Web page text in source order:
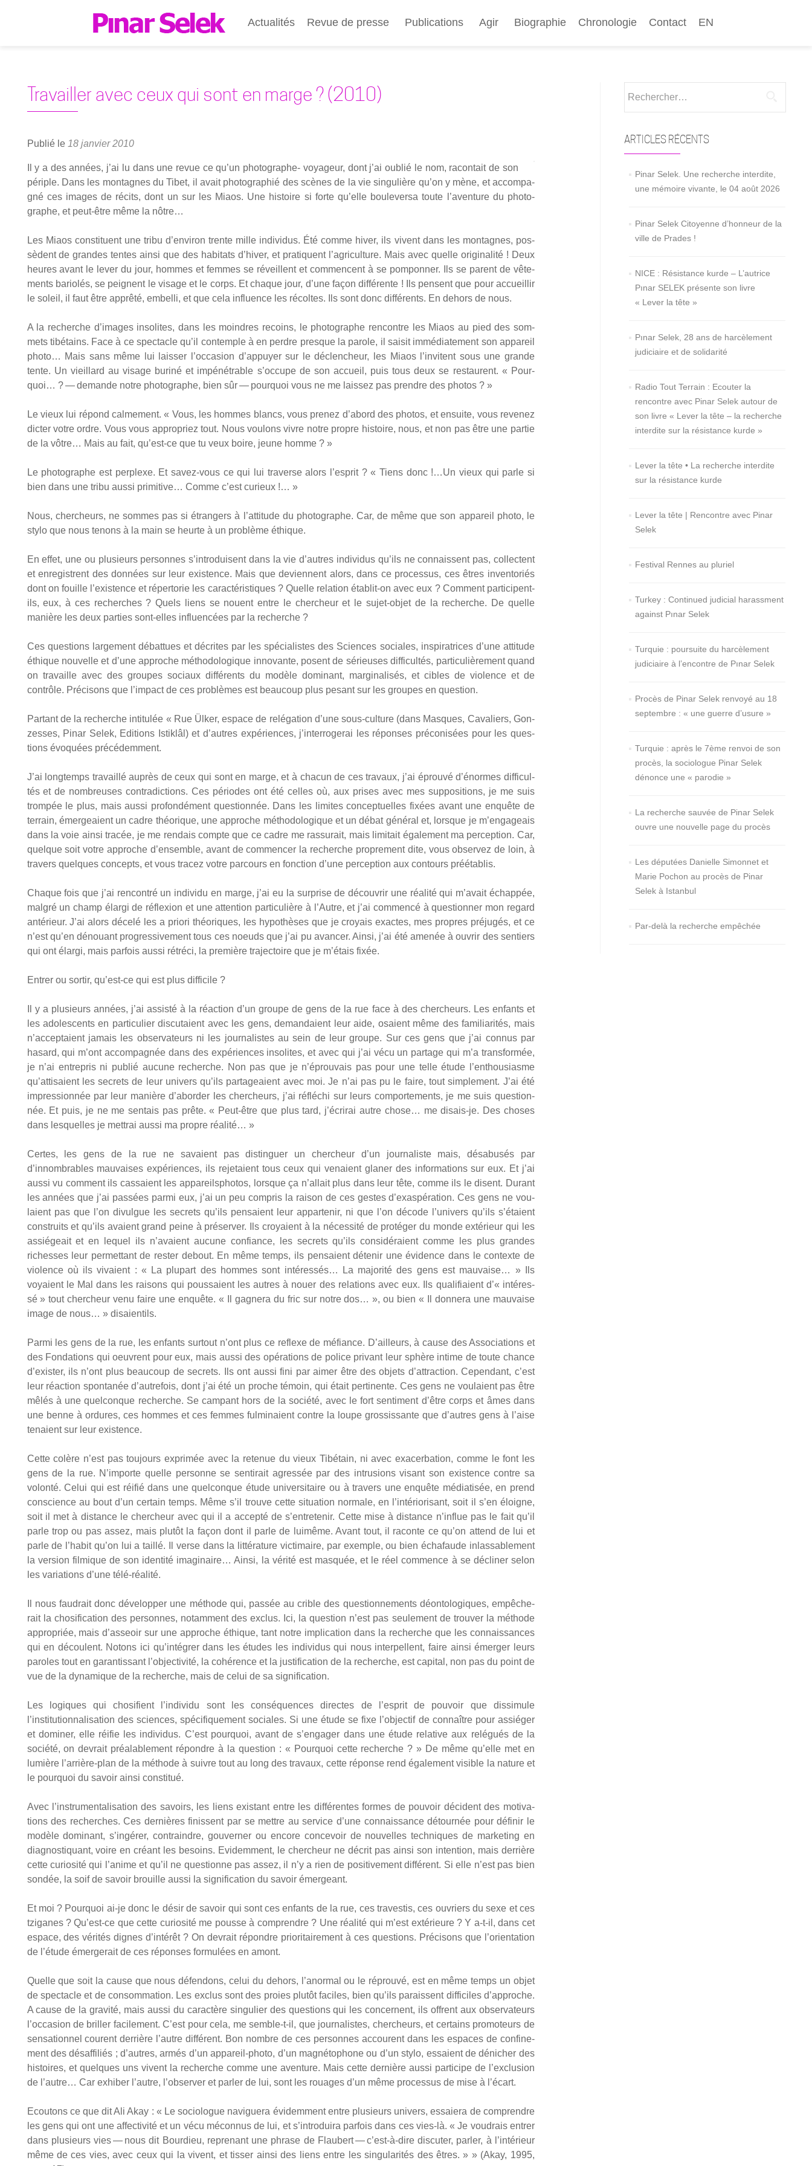
au
Actualités Revue de presse Publications Agir Biographie Chronologie Contact EN
Travailler avec ceux qui sont en marge ? (2010)
Publié le 18 janvier 2010
Il y a des années, j’ai lu dans une revue ce qu’un pho­to­graphe- voya­geur, dont j’ai oublié le nom, racon­tait de son
périple. Dans les mon­tagnes du Tibet, il avait pho­to­gra­phié des scènes de la vie sin­gu­lière qu’on y mène, et accom­pa­
gné ces images de récits, dont un sur les Miaos. Une his­toire si forte qu’elle bou­le­ver­sa toute l’aventure du pho­to­
graphe, et peut-être même la nôtre…
Les Miaos consti­tuent une tri­bu d’environ trente mille indi­vi­dus. Été comme hiver, ils vivent dans les mon­tagnes, pos­
sèdent de grandes tentes ain­si que des habi­tats d’hiver, et pra­tiquent l’agriculture. Mais avec quelle ori­gi­na­li­té ! Deux
heures avant le lever du jour, hommes et femmes se réveillent et com­mencent à se pom­pon­ner. Ils se parent de vête­
ments bario­lés, se peignent le visage et le corps. Et chaque jour, d’une façon dif­fé­rente ! Ils pensent que pour accueillir
le soleil, il faut être apprê­té, embel­li, et que cela influence les récoltes. Ils sont donc dif­fé­rents. En dehors de nous.
A la recherche d’images inso­lites, dans les moindres recoins, le pho­to­graphe ren­contre les Miaos au pied des som­
mets tibé­tains. Face à ce spec­tacle qu’il contemple à en perdre presque la parole, il sai­sit immé­dia­te­ment son appa­reil
pho­to… Mais sans même lui lais­ser l’occasion d’appuyer sur le déclen­cheur, les Miaos l’invitent sous une grande
tente. Un vieillard au visage buri­né et impé­né­trable s’occupe de son accueil, puis tous deux se res­taurent. « Pour­
quoi… ? — demande notre pho­to­graphe, bien sûr — pour­quoi vous ne me lais­sez pas prendre des pho­tos ? »
Le vieux lui répond cal­me­ment. « Vous, les hommes blancs, vous pre­nez d’abord des pho­tos, et ensuite, vous reve­nez
dic­ter votre ordre. Vous vous appro­priez tout. Nous vou­lons vivre notre propre his­toire, nous, et non pas être une par­tie
de la vôtre… Mais au fait, qu’est-ce que tu veux boire, jeune homme ? »
Le pho­to­graphe est per­plexe. Et savez-vous ce qui lui tra­verse alors l’esprit ? « Tiens donc !…Un vieux qui parle si
bien dans une tri­bu aus­si pri­mi­tive… Comme c’est curieux !… »
Nous, cher­cheurs, ne sommes pas si étran­gers à l’attitude du pho­to­graphe. Car, de même que son appa­reil pho­to, le
sty­lo que nous tenons à la main se heurte à un pro­blème éthique.
En effet, une ou plu­sieurs per­sonnes s’introduisent dans la vie d’autres indi­vi­dus qu’ils ne connaissent pas, col­lectent
et enre­gistrent des don­nées sur leur exis­tence. Mais que deviennent alors, dans ce pro­ces­sus, ces êtres inven­to­riés
dont on fouille l’existence et réper­to­rie les carac­té­ris­tiques ? Quelle rela­tion éta­blit-on avec eux ? Com­ment par­ti­cipent-
ils, eux, à ces recherches ? Quels liens se nouent entre le cher­cheur et le sujet-objet de la recherche. De quelle
manière les deux par­ties sont-elles influen­cées par la recherche ?
Ces ques­tions lar­ge­ment débat­tues et décrites par les spé­cia­listes des Sciences sociales, ins­pi­ra­trices d’une atti­tude
éthique nou­velle et d’une approche métho­do­lo­gique inno­vante, posent de sérieuses dif­fi­cul­tés, par­ti­cu­liè­re­ment quand
on tra­vaille avec des groupes sociaux dif­fé­rents du modèle domi­nant, mar­gi­na­li­sés, et cibles de vio­lence et de
contrôle. Pré­ci­sons que l’impact de ces pro­blèmes est beau­coup plus pesant sur les groupes en ques­tion.
Par­tant de la recherche inti­tu­lée « Rue Ülker, espace de relé­ga­tion d’une sous-culture (dans Masques, Cava­liers, Gon­
zesses, Pinar Selek, Edi­tions Istik­lâl) et d’autres expé­riences, j’interrogerai les réponses pré­co­ni­sées pour les ques­
tions évo­quées pré­cé­dem­ment.
J’ai long­temps tra­vaillé auprès de ceux qui sont en marge, et à cha­cun de ces tra­vaux, j’ai éprou­vé d’énormes dif­fi­cul­
tés et de nom­breuses contra­dic­tions. Ces périodes ont été celles où, aux prises avec mes sup­po­si­tions, je me suis
trom­pée le plus, mais aus­si pro­fon­dé­ment ques­tion­née. Dans les limites concep­tuelles fixées avant une enquête de
ter­rain, émer­geaient un cadre théo­rique, une approche métho­do­lo­gique et un débat géné­ral et, lorsque je m’engageais
dans la voie ain­si tra­cée, je me ren­dais compte que ce cadre me ras­su­rait, mais limi­tait éga­le­ment ma per­cep­tion. Car,
quelque soit votre approche d’ensemble, avant de com­men­cer la recherche pro­pre­ment dite, vous obser­vez de loin, à
tra­vers quelques concepts, et vous tra­cez votre par­cours en fonc­tion d’une per­cep­tion aux contours pré­éta­blis.
Chaque fois que j’ai ren­con­tré un indi­vi­du en marge, j’ai eu la sur­prise de décou­vrir une réa­li­té qui m’avait échap­pée,
mal­gré un champ élar­gi de réflexion et une atten­tion par­ti­cu­lière à l’Autre, et j’ai com­men­cé à ques­tion­ner mon regard
anté­rieur. J’ai alors déce­lé les a prio­ri théo­riques, les hypo­thèses que je croyais exactes, mes propres pré­ju­gés, et ce
n’est qu’en dénouant pro­gres­si­ve­ment tous ces noeuds que j’ai pu avan­cer. Ain­si, j’ai été ame­née à ouvrir des sen­tiers
qui ont élar­gi, mais par­fois aus­si rétré­ci, la pre­mière tra­jec­toire que je m’étais fixée.
Entrer ou sor­tir, qu’est-ce qui est plus dif­fi­cile ?
Il y a plu­sieurs années, j’ai assis­té à la réac­tion d’un groupe de gens de la rue face à des cher­cheurs. Les enfants et
les ado­les­cents en par­ti­cu­lier dis­cu­taient avec les gens, deman­daient leur aide, osaient même des fami­lia­ri­tés, mais
n’acceptaient jamais les obser­va­teurs ni les jour­na­listes au sein de leur groupe. Sur ces gens que j’ai connus par
hasard, qui m’ont accom­pa­gnée dans des expé­riences inso­lites, et avec qui j’ai vécu un par­tage qui m’a trans­for­mée,
je n’ai entre­pris ni publié aucune recherche. Non pas que je n’éprouvais pas pour une telle étude l’enthousiasme
qu’attisaient les secrets de leur uni­vers qu’ils par­ta­geaient avec moi. Je n’ai pas pu le faire, tout sim­ple­ment. J’ai été
impres­sion­née par leur manière d’aborder les cher­cheurs, j’ai réflé­chi sur leurs com­por­te­ments, je me suis ques­tion­
née. Et puis, je ne me sen­tais pas prête. « Peut-être que plus tard, j’écrirai autre chose… me disais-je. Des choses
dans les­quelles je met­trai aus­si ma propre réa­li­té… »
Certes, les gens de la rue ne savaient pas dis­tin­guer un cher­cheur d’un jour­na­liste mais, désa­bu­sés par
d’innombrables mau­vaises expé­riences, ils reje­taient tous ceux qui venaient gla­ner des infor­ma­tions sur eux. Et j’ai
aus­si vu com­ment ils cas­saient les appa­reils­pho­tos, lorsque ça n’allait plus dans leur tête, comme ils le disent. Durant
les années que j’ai pas­sées par­mi eux, j’ai un peu com­pris la rai­son de ces gestes d’exaspération. Ces gens ne vou­
laient pas que l’on divulgue les secrets qu’ils pen­saient leur appar­te­nir, ni que l’on décode l’univers qu’ils s’étaient
construits et qu’ils avaient grand peine à pré­ser­ver. Ils croyaient à la néces­si­té de pro­té­ger du monde exté­rieur qui les
assié­geait et en lequel ils n’avaient aucune confiance, les secrets qu’ils consi­dé­raient comme les plus grandes
richesses leur per­met­tant de res­ter debout. En même temps, ils pen­saient déte­nir une évi­dence dans le contexte de
vio­lence où ils vivaient : « La plu­part des hommes sont inté­res­sés… La majo­ri­té des gens est mau­vaise… » Ils
voyaient le Mal dans les rai­sons qui pous­saient les autres à nouer des rela­tions avec eux. Ils qua­li­fiaient d’« inté­res­
sé » tout cher­cheur venu faire une enquête. « Il gagne­ra du fric sur notre dos… », ou bien « Il don­ne­ra une mau­vaise
image de nous… » disaien­tils.
Par­mi les gens de la rue, les enfants sur­tout n’ont plus ce reflexe de méfiance. D’ailleurs, à cause des Asso­cia­tions et
des Fon­da­tions qui oeuvrent pour eux, mais aus­si des opé­ra­tions de police pri­vant leur sphère intime de toute chance
d’exister, ils n’ont plus beau­coup de secrets. Ils ont aus­si fini par aimer être des objets d’attraction. Cepen­dant, c’est
leur réac­tion spon­ta­née d’autrefois, dont j’ai été un proche témoin, qui était per­ti­nente. Ces gens ne vou­laient pas être
mêlés à une quel­conque recherche. Se cam­pant hors de la socié­té, avec le fort sen­ti­ment d’être corps et âmes dans
une benne à ordures, ces hommes et ces femmes ful­mi­naient contre la loupe gros­sis­sante que d’autres gens à l’aise
tenaient sur leur exis­tence.
Cette colère n’est pas tou­jours expri­mée avec la rete­nue du vieux Tibé­tain, ni avec exa­cer­ba­tion, comme le font les
gens de la rue. N’importe quelle per­sonne se sen­ti­rait agres­sée par des intru­sions visant son exis­tence contre sa
volon­té. Celui qui est réi­fié dans une quel­conque étude uni­ver­si­taire ou à tra­vers une enquête média­ti­sée, en prend
conscience au bout d’un cer­tain temps. Même s’il trouve cette situa­tion nor­male, en l’intériorisant, soit il s’en éloigne,
soit il met à dis­tance le cher­cheur avec qui il a accep­té de s’entretenir. Cette mise à dis­tance n’influe pas le fait qu’il
parle trop ou pas assez, mais plu­tôt la façon dont il parle de lui­même. Avant tout, il raconte ce qu’on attend de lui et
parle de l’habit qu’on lui a taillé. Il verse dans la lit­té­ra­ture vic­ti­maire, par exemple, ou bien écha­faude inlas­sa­ble­ment
la ver­sion fil­mique de son iden­ti­té ima­gi­naire… Ain­si, la véri­té est mas­quée, et le réel com­mence à se décli­ner selon
les varia­tions d’une télé-réa­li­té.
Il nous fau­drait donc déve­lop­per une méthode qui, pas­sée au crible des ques­tion­ne­ments déon­to­lo­giques, empê­che­
rait la cho­si­fi­ca­tion des per­sonnes, notam­ment des exclus. Ici, la ques­tion n’est pas seule­ment de trou­ver la méthode
appro­priée, mais d’asseoir sur une approche éthique, tant notre impli­ca­tion dans la recherche que les connais­sances
qui en découlent. Notons ici qu’intégrer dans les études les indi­vi­dus qui nous inter­pellent, faire ain­si émer­ger leurs
paroles tout en garan­tis­sant l’objectivité, la cohé­rence et la jus­ti­fi­ca­tion de la recherche, est capi­tal, non pas du point de
vue de la dyna­mique de la recherche, mais de celui de sa signi­fi­ca­tion.
Les logiques qui cho­si­fient l’individu sont les consé­quences directes de l’esprit de pou­voir que dis­si­mule
l’institutionnalisation des sciences, spé­ci­fi­que­ment sociales. Si une étude se fixe l’objectif de connaître pour assié­ger
et domi­ner, elle réi­fie les indi­vi­dus. C’est pour­quoi, avant de s’engager dans une étude rela­tive aux relé­gués de la
socié­té, on devrait préa­la­ble­ment répondre à la ques­tion : « Pour­quoi cette recherche ? » De même qu’elle met en
lumière l’arrière-plan de la méthode à suivre tout au long des tra­vaux, cette réponse rend éga­le­ment visible la nature et
le pour­quoi du savoir ain­si consti­tué.
Avec l’instrumentalisation des savoirs, les liens exis­tant entre les dif­fé­rentes formes de pou­voir décident des moti­va­
tions des recherches. Ces der­nières finissent par se mettre au ser­vice d’une connais­sance détour­née pour défi­nir le
modèle domi­nant, s’ingérer, contraindre, gou­ver­ner ou encore conce­voir de nou­velles tech­niques de mar­ke­ting en
diag­nos­ti­quant, voire en créant les besoins. Evi­dem­ment, le cher­cheur ne décrit pas ain­si son inten­tion, mais der­rière
cette curio­si­té qui l’anime et qu’il ne ques­tionne pas assez, il n’y a rien de posi­ti­ve­ment dif­fé­rent. Si elle n’est pas bien
son­dée, la soif de savoir brouille aus­si la signi­fi­ca­tion du savoir émer­geant.
Et moi ? Pour­quoi ai-je donc le désir de savoir qui sont ces enfants de la rue, ces tra­ves­tis, ces ouvriers du sexe et ces
tzi­ganes ? Qu’est-ce que cette curio­si­té me pousse à com­prendre ? Une réa­li­té qui m’est exté­rieure ? Y a‑t-il, dans cet
espace, des véri­tés dignes d’intérêt ? On devrait répondre prio­ri­tai­re­ment à ces ques­tions. Pré­ci­sons que l’orientation
de l’étude émer­ge­rait de ces réponses for­mu­lées en amont.
Quelle que soit la cause que nous défen­dons, celui du dehors, l’anormal ou le réprou­vé, est en même temps un objet
de spec­tacle et de consom­ma­tion. Les exclus sont des proies plu­tôt faciles, bien qu’ils paraissent dif­fi­ciles d’approche.
A cause de la gra­vi­té, mais aus­si du carac­tère sin­gu­lier des ques­tions qui les concernent, ils offrent aux obser­va­teurs
l’occasion de briller faci­le­ment. C’est pour cela, me semble-t-il, que jour­na­listes, cher­cheurs, et cer­tains pro­mo­teurs de
sen­sa­tion­nel courent der­rière l’autre dif­fé­rent. Bon nombre de ces per­sonnes accourent dans les espaces de confi­ne­
ment des désaf­fi­liés ; d’autres, armés d’un appa­reil-pho­to, d’un magné­to­phone ou d’un sty­lo, essaient de déni­cher des
his­toires, et quelques uns vivent la recherche comme une aven­ture. Mais cette der­nière aus­si par­ti­cipe de l’exclusion
de l’autre… Car exhi­ber l’autre, l’observer et par­ler de lui, sont les rouages d’un même pro­ces­sus de mise à l’écart.
Ecou­tons ce que dit Ali Akay : « Le socio­logue navi­gue­ra évi­dem­ment entre plu­sieurs uni­vers, essaie­ra de com­prendre
les gens qui ont une affec­ti­vi­té et un vécu mécon­nus de lui, et s’introduira par­fois dans ces vies-là. « Je vou­drais entrer
dans plu­sieurs vies — nous dit Bour­dieu, repre­nant une phrase de Flau­bert — c’est-à-dire dis­cu­ter, par­ler, à l’intérieur
même de ces vies, avec ceux qui la vivent, et tis­ser ain­si des liens entre les sin­gu­la­ri­tés des êtres. » » (Akay, 1995,
ARTICLES RÉCENTS
Pinar Selek. Une recherche interdite,
une mémoire vivante, le 04 août 2026
Pinar Selek Citoyenne d’honneur de la
ville de Prades !
NICE : Résistance kurde – L’autrice
Pınar SELEK présente son livre
« Lever la tête »
Pınar Selek, 28 ans de harcèlement
judiciaire et de solidarité
Radio Tout Terrain : Ecouter la
rencontre avec Pinar Selek autour de
son livre « Lever la tête – la recherche
interdite sur la résistance kurde »
Lever la tête • La recherche interdite
sur la résistance kurde
Lever la tête | Rencontre avec Pinar
Selek
Festival Rennes au pluriel
Turkey : Continued judicial harassment
against Pınar Selek
Turquie : poursuite du harcèlement
judiciaire à l’encontre de Pınar Selek
Procès de Pinar Selek renvoyé au 18
septembre : « une guerre d’usure »
Turquie : après le 7ème renvoi de son
procès, la sociologue Pinar Selek
dénonce une « parodie »
La recherche sauvée de Pinar Selek
ouvre une nouvelle page du procès
Les députées Danielle Simonnet et
Marie Pochon au procès de Pinar
Selek à Istanbul
Par-delà la recherche empêchée